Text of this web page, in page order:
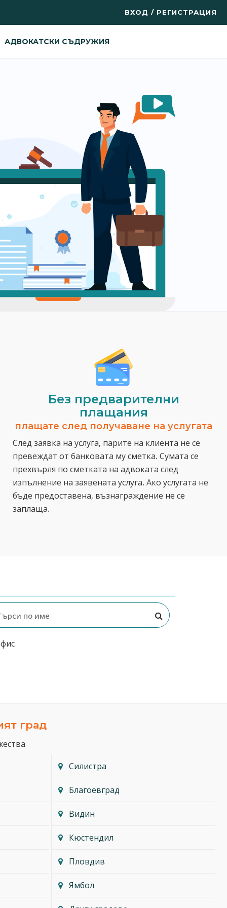
ВХОД / РЕГИСТРАЦИЯ
АДВОКАТСКИ СЪДРУЖИЯ
Без предварителни
плащания
плащате след получаване на услугата
След заявка на услуга, парите на клиента не се
превеждат от банковата му сметка. Сумата се
прехвърля по сметката на адвоката след
изпълнение на заявената услуга. Ако услугата не
бъде предоставена, възнаграждение не се
заплаща.
град
Силистра
Благоевград
Видин
Кюстендил
Пловдив
Ямбол